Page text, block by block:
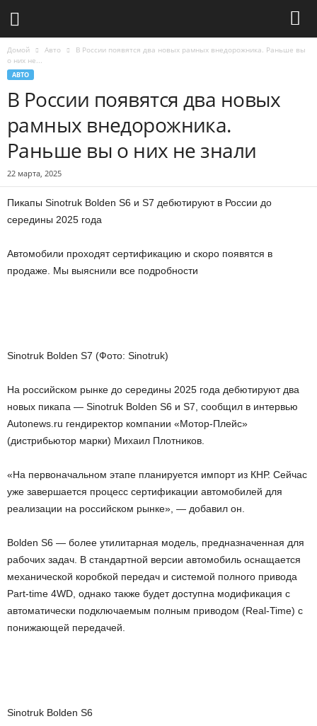
Домой Авто
В России появятся два новых рамных внедорожника. Раньше вы
о них не...
АВТО
В России появятся два новых
рамных внедорожника.
Раньше вы о них не знали
22 марта, 2025
Пикапы Sinotruk Bolden S6 и S7 дебютируют в России до
середины 2025 года
Автомобили проходят сертификацию и скоро появятся в
продаже. Мы выяснили все подробности
Sinotruk Bolden S7 (Фото: Sinotruk)
На российском рынке до середины 2025 года дебютируют два
новых пикапа — Sinotruk Bolden S6 и S7, сообщил в интервью
Autonews.ru гендиректор компании «Мотор-Плейс»
(дистрибьютор марки) Михаил Плотников.
«На первоначальном этапе планируется импорт из КНР. Сейчас
уже завершается процесс сертификации автомобилей для
реализации на российском рынке», — добавил он.
Bolden S6 — более утилитарная модель, предназначенная для
рабочих задач. В стандартной версии автомобиль оснащается
механической коробкой передач и системой полного привода
Part-time 4WD, однако также будет доступна модификация с
автоматически подключаемым полным приводом (Real-Time) с
понижающей передачей.
Sinotruk Bolden S6